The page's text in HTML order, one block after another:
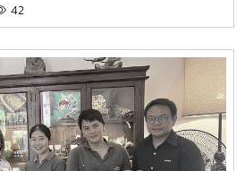
สตร์ มหาวิทยาลัยแม่โจ้ จำนวน 19
นแบบส่องกราด (Scanning Electron
งปฏิบัติการของสถาบันฯการเข้า
หนึ่งของการเรียนการสอน รายวิชา
เคราะห์ลักษณะเฉพาะของวัสดุ โดยมี
าพ ดาวทอง เป็นอาจารย์ผู้ประสาน
42